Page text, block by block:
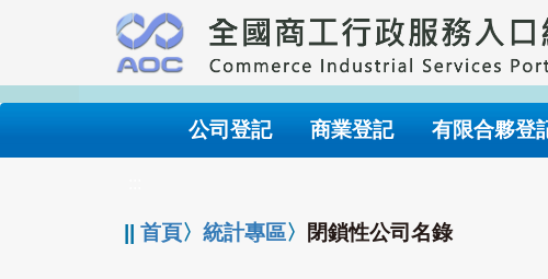
要
內
公司登記 商業登記 有限合夥登
||首頁〉統計專區〉 閉鎖性公司名錄